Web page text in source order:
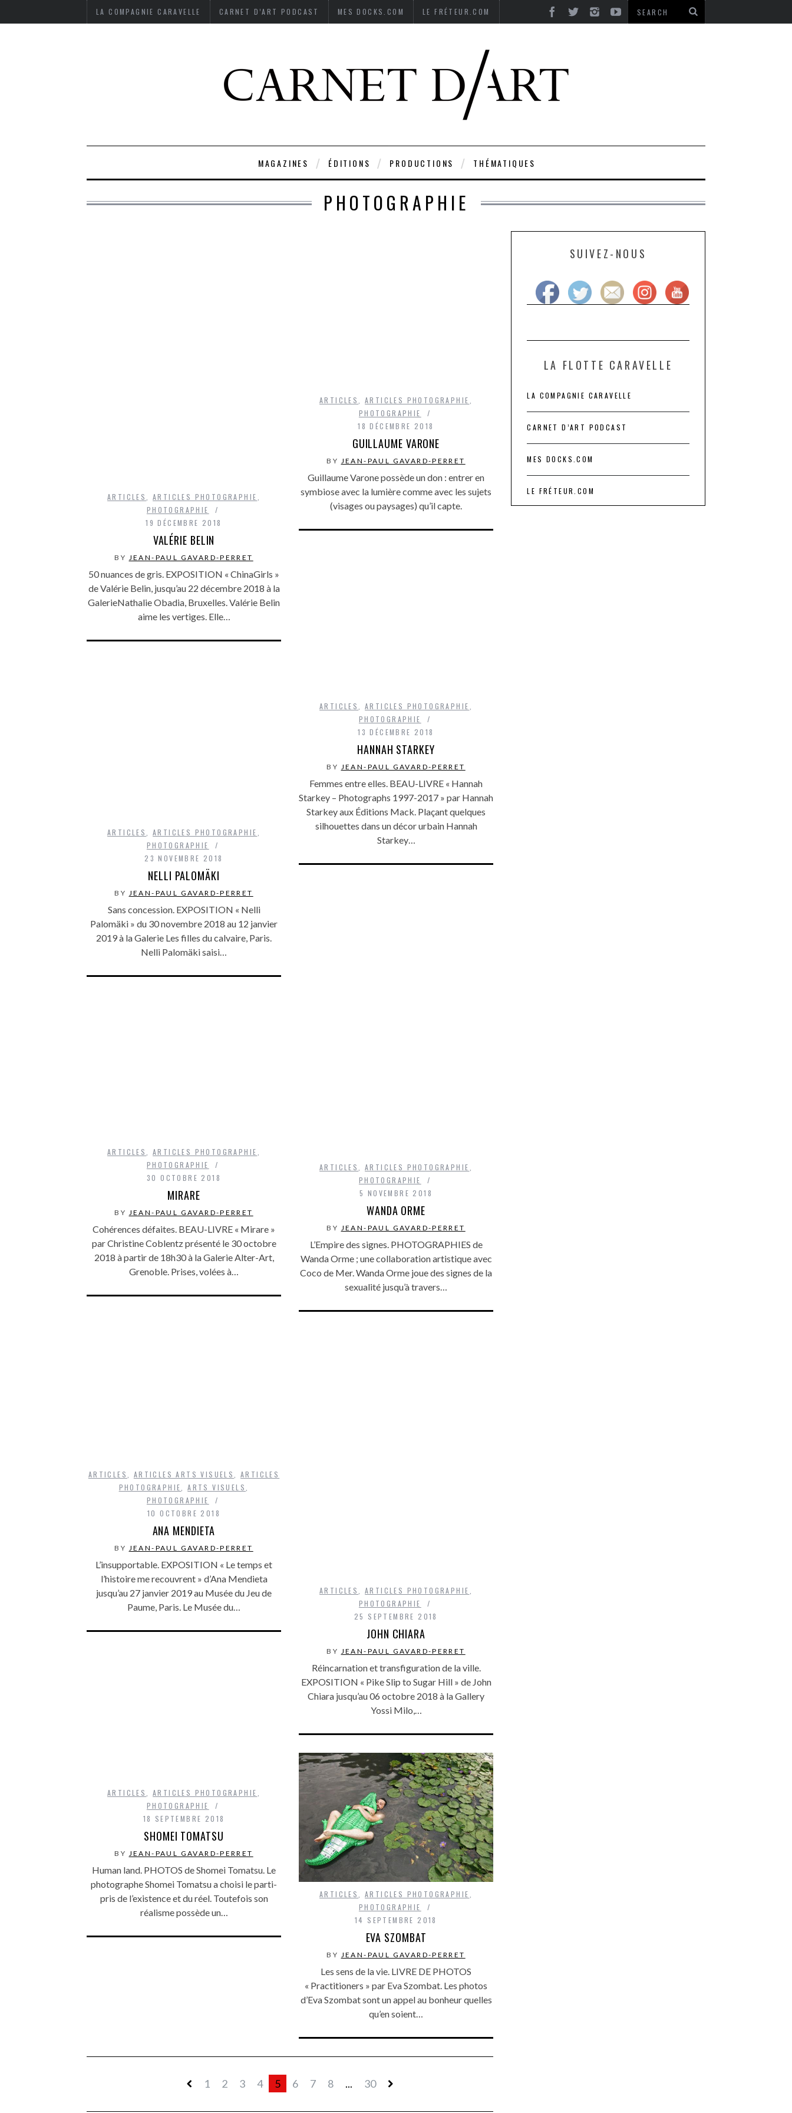
LA COMPAGNIE CARAVELLE CARNET D’ART PODCAST MES DOCKS.COM LE FRÉTEUR.COM
MAGAZINES ÉDITIONS PRODUCTIONS THÉMATIQUES
PHOTOGRAPHIE
ARTICLES ,ARTICLES PHOTOGRAPHIE
PHOTOGRAPHIE
19 DÉCEMBRE 2018
VALÉRIE BELIN
BY JEAN-PAUL GAVARD-PERRET
50 nuances de gris. EXPOSITION « ChinaGirls »
de Valérie Belin, jusqu’au 22 décembre 2018 à la
GalerieNathalie Obadia, Bruxelles. Valérie Belin
aime les vertiges. Elle…
ARTICLES ,ARTICLES PHOTOGRAPHIE
PHOTOGRAPHIE
18 DÉCEMBRE 2018
GUILLAUME VARONE
BY JEAN-PAUL GAVARD-PERRET
Guillaume Varone possède un don : entrer en
symbiose avec la lumière comme avec les sujets
(visages ou paysages) qu’il capte.
ARTICLES ,ARTICLES PHOTOGRAPHIE
PHOTOGRAPHIE
13 DÉCEMBRE 2018
HANNAH STARKEY
BY JEAN-PAUL GAVARD-PERRET
Femmes entre elles. BEAU-LIVRE « Hannah
Starkey – Photographs 1997-2017 » par Hannah
Starkey aux Éditions Mack. Plaçant quelques
silhouettes dans un décor urbain Hannah
Starkey…
ARTICLES ,ARTICLES PHOTOGRAPHIE
PHOTOGRAPHIE
23 NOVEMBRE 2018
NELLI PALOMÄKI
BY JEAN-PAUL GAVARD-PERRET
Sans concession. EXPOSITION « Nelli
Palomäki » du 30 novembre 2018 au 12 janvier
2019 à la Galerie Les filles du calvaire, Paris.
Nelli Palomäki saisi…
ARTICLES ,ARTICLES PHOTOGRAPHIE
PHOTOGRAPHIE
5 NOVEMBRE 2018
WANDA ORME
BY JEAN-PAUL GAVARD-PERRET
L’Empire des signes. PHOTOGRAPHIES de
Wanda Orme ; une collaboration artistique avec
Coco de Mer. Wanda Orme joue des signes de la
sexualité jusqu’à travers…
ARTICLES ,ARTICLES PHOTOGRAPHIE
PHOTOGRAPHIE
30 OCTOBRE 2018
MIRARE
BY JEAN-PAUL GAVARD-PERRET
Cohérences défaites. BEAU-LIVRE « Mirare »
par Christine Coblentz présenté le 30 octobre
2018 à partir de 18h30 à la Galerie Alter-Art,
Grenoble. Prises, volées à…
ARTICLES ARTICLES ARTS VISUELS ,ARTICLES
PHOTOGRAPHIE
,ARTS VISUELS
PHOTOGRAPHIE
10 OCTOBRE 2018
ANA MENDIETA
BY JEAN-PAUL GAVARD-PERRET
L’insupportable. EXPOSITION « Le temps et
l’histoire me recouvrent » d’Ana Mendieta
jusqu’au 27 janvier 2019 au Musée du Jeu de
Paume, Paris. Le Musée du…
ARTICLES ,ARTICLES PHOTOGRAPHIE
PHOTOGRAPHIE
25 SEPTEMBRE 2018
JOHN CHIARA
BY JEAN-PAUL GAVARD-PERRET
Réincarnation et transfiguration de la ville.
EXPOSITION « Pike Slip to Sugar Hill » de John
Chiara jusqu’au 06 octobre 2018 à la Gallery
Yossi Milo,…
ARTICLES ,ARTICLES PHOTOGRAPHIE
PHOTOGRAPHIE
18 SEPTEMBRE 2018
SHOMEI TOMATSU
BY JEAN-PAUL GAVARD-PERRET
Human land. PHOTOS de Shomei Tomatsu. Le
photographe Shomei Tomatsu a choisi le parti-
pris de l’existence et du réel. Toutefois son
réalisme possède un…
ARTICLES,ARTICLES PHOTOGRAPHIE,
PHOTOGRAPHIE
14 SEPTEMBRE 2018
EVA SZOMBAT
BY JEAN-PAUL GAVARD-PERRET
Les sens de la vie. LIVRE DE PHOTOS
« Practitioners » par Eva Szombat. Les photos
d’Eva Szombat sont un appel au bonheur quelles
qu’en soient…
1 2 3 4 5 6 7 8 ... 30
SUIVEZ-NOUS
LA FLOTTE CARAVELLE
LA COMPAGNIE CARAVELLE
CARNET D’ART PODCAST
MES DOCKS.COM
LE FRÉTEUR.COM